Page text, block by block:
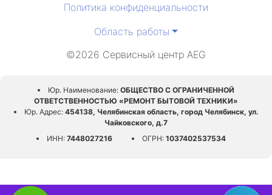
Политика конфиденциальности
Область работы
©2026 Сервисный центр AEG
Юр. Наименование: ОБЩЕСТВО С ОГРАНИЧЕННОЙ
ОТВЕТСТВЕННОСТЬЮ «РЕМОНТ БЫТОВОЙ ТЕХНИКИ»
Юр. Адрес:454138, Челябинская область, город Челябинск, ул.
Чайковского, д.7
ИНН: 7448027216 ОГРН: 1037402537534